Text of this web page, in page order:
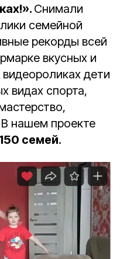
Снимали
семейной
рекорды всей
вкусных и
дети
видах спорта,
нашем проекте
семей.